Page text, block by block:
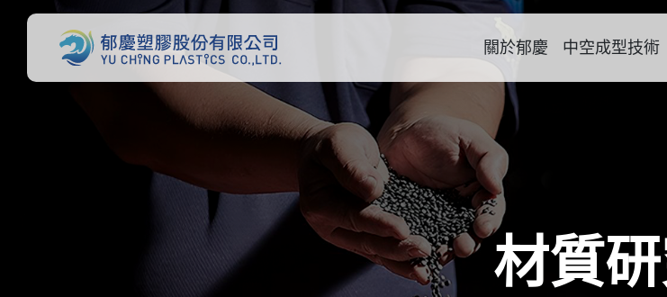
關於郁慶 中空成型技術
材質